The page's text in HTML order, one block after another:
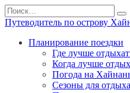
Перейти
к
содержанию
Search
for:
Путеводитель по острову
Планирование поездки
Где лучше
Когда лучше
Погода на
Сезоны для отдыха